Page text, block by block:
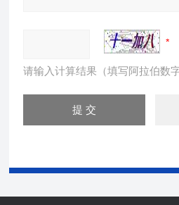
请输入计算结果（填写阿拉伯数